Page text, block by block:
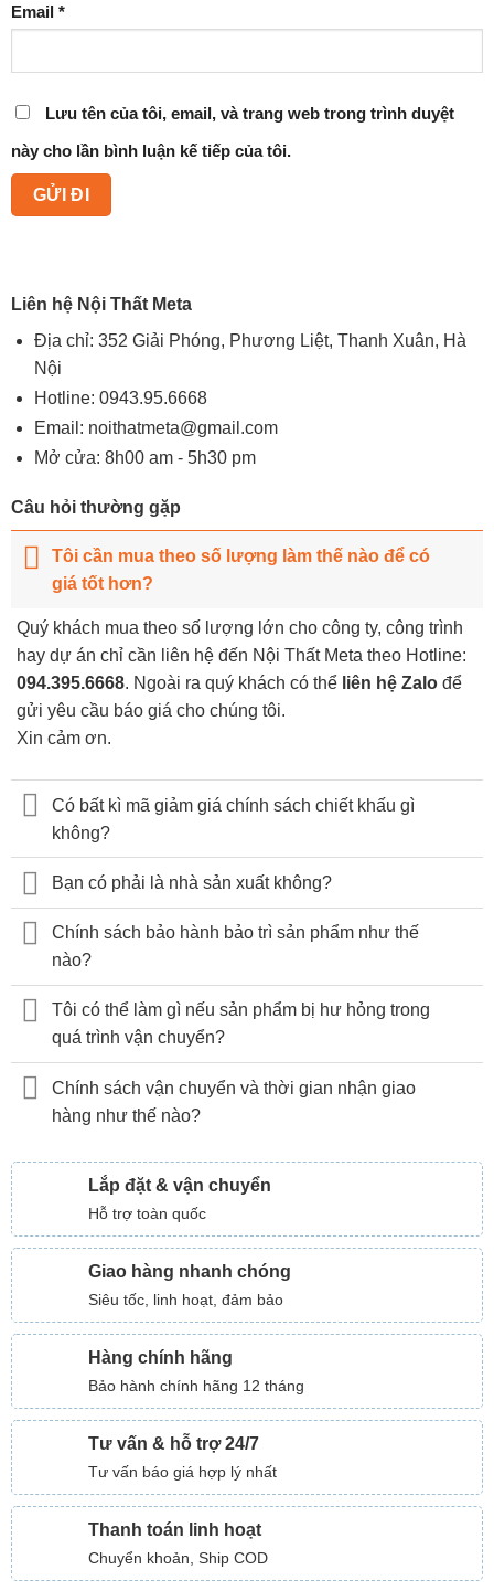
Email *
Lưu tên của tôi, email, và trang web trong trình duyệt
này cho lần bình luận kế tiếp của tôi.
Liên hệ Nội Thất Meta
Địa chỉ: 352 Giải Phóng, Phương Liệt, Thanh Xuân, Hà
Nội
Hotline: 0943.95.6668
Email: noithatmeta@gmail.com
Mở cửa: 8h00 am - 5h30 pm
Câu hỏi thường gặp
Tôi cần mua theo số lượng làm thế nào để có
giá tốt hơn?
Quý khách mua theo số lượng lớn cho công ty, công trình
hay dự án chỉ cần liên hệ đến Nội Thất Meta theo Hotline:
094.395.6668. Ngoài ra quý khách có thể liên hệ Zalo để
gửi yêu cầu báo giá cho chúng tôi.
Xin cảm ơn.
Có bất kì mã giảm giá chính sách chiết khấu gì
không?
Bạn có phải là nhà sản xuất không?
Chính sách bảo hành bảo trì sản phẩm như thế
nào?
Tôi có thể làm gì nếu sản phẩm bị hư hỏng trong
quá trình vận chuyển?
Chính sách vận chuyển và thời gian nhận giao
hàng như thế nào?
Lắp đặt & vận chuyển
Hỗ trợ toàn quốc
Giao hàng nhanh chóng
Siêu tốc, linh hoạt, đảm bảo
Hàng chính hãng
Bảo hành chính hãng 12 tháng
Tư vấn & hỗ trợ 24/7
Tư vấn báo giá hợp lý nhất
Thanh toán linh hoạt
Chuyển khoản, Ship COD